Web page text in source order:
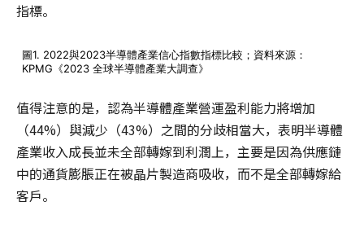
指標。
圖1. 2022與2023半導體產業信心指數指標比較；資料來源：
KPMG《2023 全球半導體產業大調查》
值得注意的是，認為半導體產業營運盈利能力將增加
（44%）與減少（43%）之間的分歧相當大，表明半導體
產業收入成長並未全部轉嫁到利潤上，主要是因為供應鏈
中的通貨膨脹正在被晶片製造商吸收，而不是全部轉嫁給
客戶。